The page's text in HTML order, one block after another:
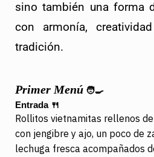
sino también una forma
con armonía,
tradición.
Primer Menú 🧑‍🍳
Entrada🍴
Rollitos vietnamitas rellenos
con jengibre y ajo, un poco de
lechuga fresca acompañados